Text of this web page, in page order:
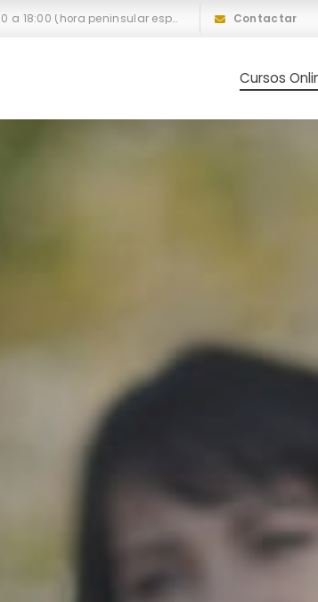
L-V: 10:00 a 18:00 (hora peninsular española) Contactar
Cursos